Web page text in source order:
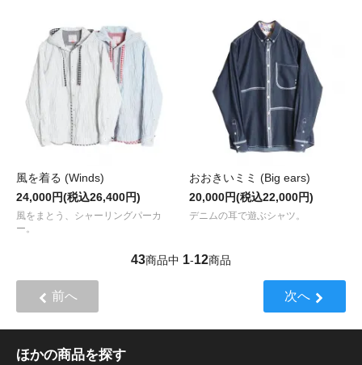
風を着る (Winds)
24,000円(税込26,400円)
風をまとう、シャーリングパーカ
ー。
おおきいミミ (Big ears)
20,000円(税込22,000円)
デニムの耳で遊ぶシャツ。
43商品中 1-12商品
前へ 次へ
ほかの商品を探す